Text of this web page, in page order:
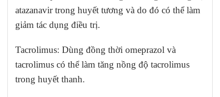
atazanavir trong huyết tương và do đó có thể làm
giảm tác dụng điều trị.
Tacrolimus: Dùng đồng thời omeprazol và
tacrolimus có thể làm tăng nồng độ tacrolimus
trong huyết thanh.